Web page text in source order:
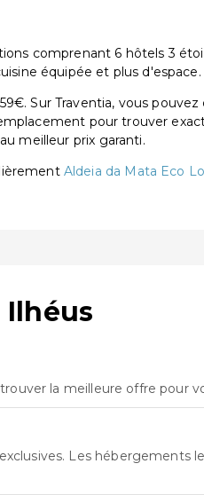
comprenant 6 hôtels 3
équipée et plus d'espace.
Sur Traventia, vous
pour trouver
meilleur prix garanti.
Aldeia da Mata Eco
la meilleure offre pour
Les hébergements